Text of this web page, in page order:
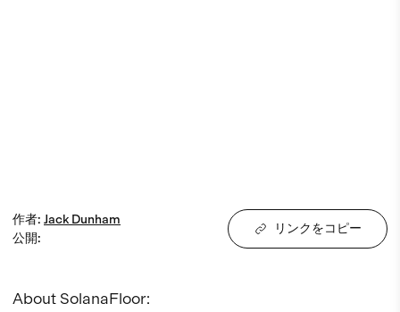
作者: Jack Dunham
公開:
リンクをコピー
About SolanaFloor: